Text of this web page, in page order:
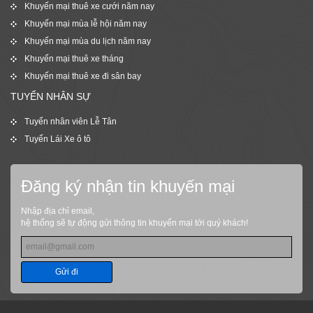
Khuyến mại thuê xe cưới năm nay
Khuyến mại mùa lễ hội năm nay
Khuyến mại mùa du lịch năm nay
Khuyến mại thuê xe tháng
Khuyến mại thuê xe đi sân bay
TUYỂN NHÂN SỰ
Tuyển nhân viên Lễ Tân
Tuyển Lái Xe ô tô
Đăng ký nhận tin khuyến mại
Nhập địa chỉ email,
hệ thống sẽ tự động gửi thông tin khuyến mại tới quý khách!
Gửi đi